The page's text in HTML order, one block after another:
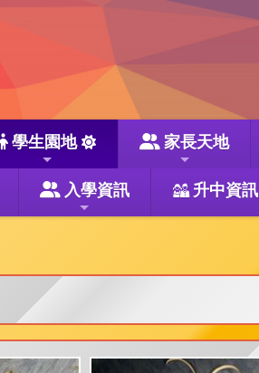
學生園地 家長天地
入學資訊 升中資訊